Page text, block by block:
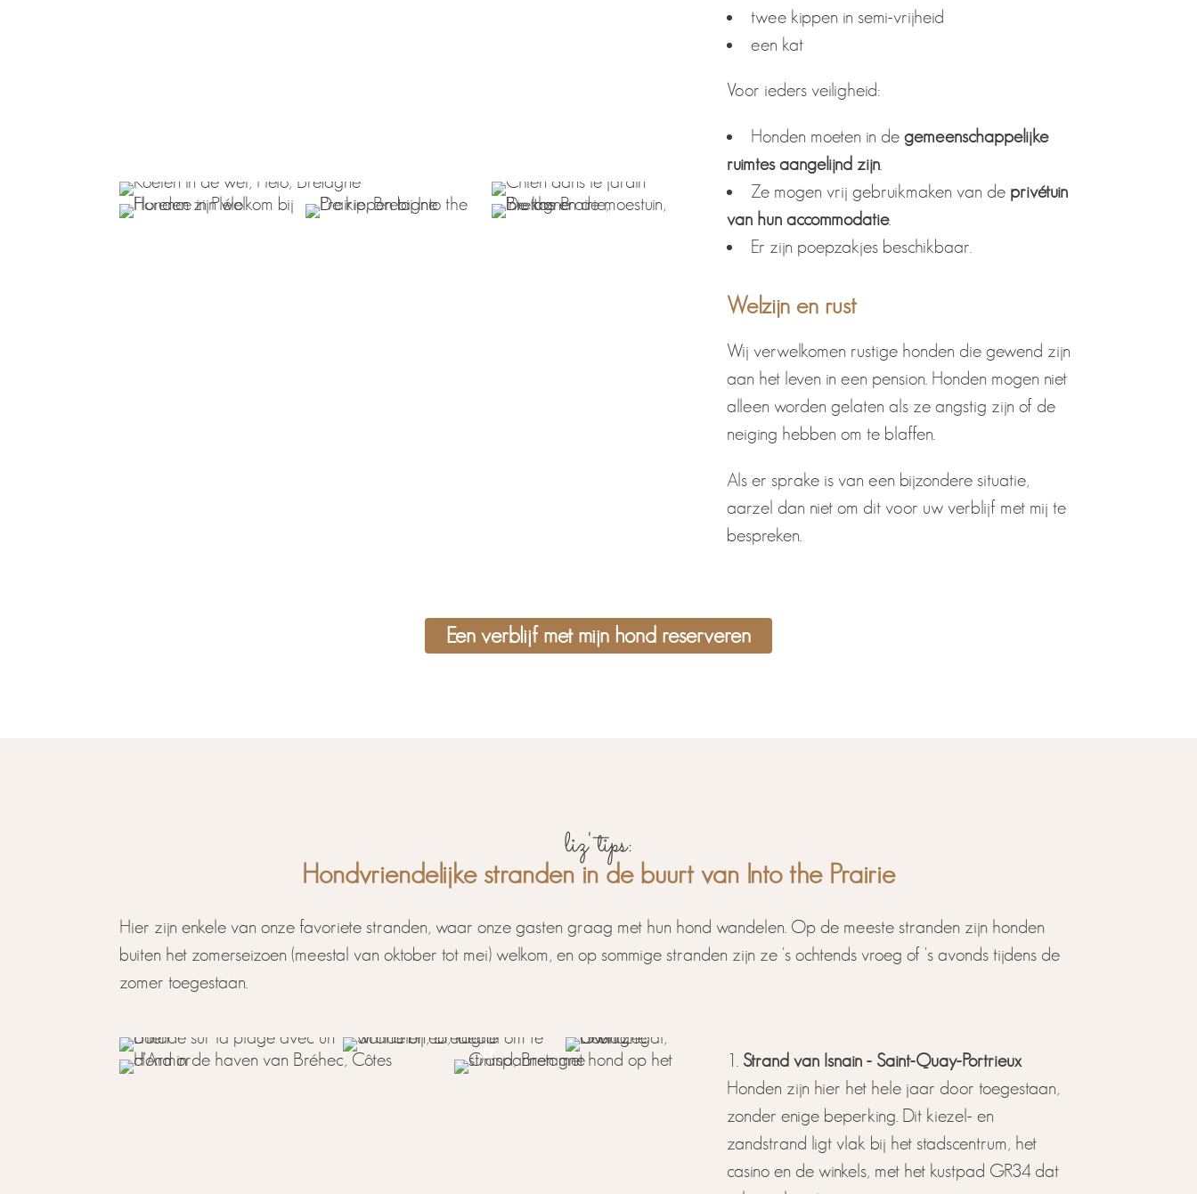
twee kippen in semi-vrijheid
een kat
Voor ieders veiligheid:
Honden moeten in degemeenschappelijke
ruimtes aangelijnd zijn.
Ze mogen vrij gebruikmaken van de privétuin
van hun accommodatie.
Er zijn poepzakjes beschikbaar.
Welzijn en rust
Wij verwelkomen rustige honden die gewend zijn
aan het leven in een pension. Honden mogen niet
alleen worden gelaten als ze angstig zijn of de
neiging hebben om te blaffen.
Als er sprake is van een bijzondere situatie,
aarzel dan niet om dit voor uw verblijf met mij te
bespreken.
Een verblijf met mijn hond reserveren
liz' tips:
Hondvriendelijke stranden in de buurt van Into the Prairie
Hier zijn enkele van onze favoriete stranden, waar onze gasten graag met hun hond wandelen. Op de meeste stranden zijn honden
buiten het zomerseizoen (meestal van oktober tot mei) welkom, en op sommige stranden zijn ze 's ochtends vroeg of 's avonds tijdens de
zomer toegestaan.
Strand van Isnain - Saint-Quay-Portrieux
Honden zijn hier het hele jaar door toegestaan,
zonder enige beperking. Dit kiezel- en
zandstrand ligt vlak bij het stadscentrum, het
casino en de winkels, met het kustpad GR34 dat